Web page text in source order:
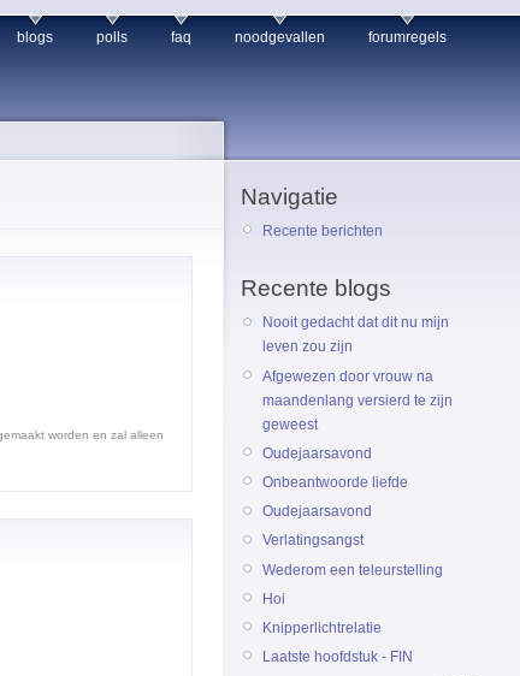
blogs polls faq noodgevallen forumregels
worden en zal alleen
Navigatie
Recente berichten
Recente blogs
Nooit gedacht dat dit nu mijn
leven zou zijn
Afgewezen door vrouw na
maandenlang versierd te zijn
geweest
Oudejaarsavond
Onbeantwoorde liefde
Oudejaarsavond
Verlatingsangst
Wederom een teleurstelling
Hoi
Knipperlichtrelatie
Laatste hoofdstuk - FIN